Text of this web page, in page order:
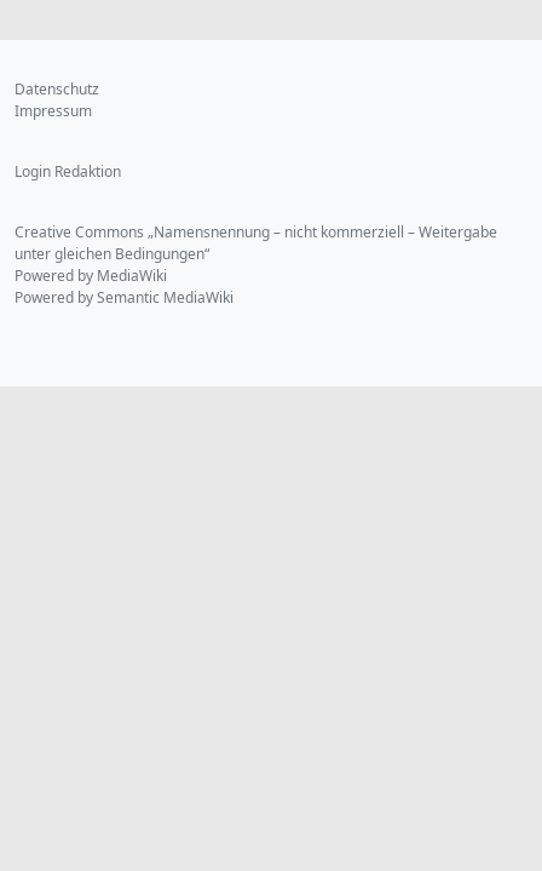
Datenschutz
Impressum
Login Redaktion
Creative Commons „Namensnennung – nicht kommerziell – Weitergabe
unter gleichen Bedingungen“
Powered by MediaWiki
Powered by Semantic MediaWiki